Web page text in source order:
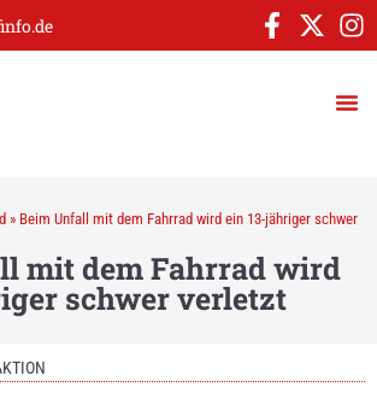
» Beim Unfall mit dem Fahrrad wird ein 13-jähriger schwer
mit dem Fahrrad wird
schwer verletzt